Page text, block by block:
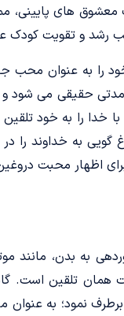
معشوق های
رشد و تقویت کودک
را به عنوان محب
حقیقی می شود و
خدا را به خود
گویی به خداوند
اظهار محبت
به بدن،
همان تلقین است.
نمود؛ به عنوان